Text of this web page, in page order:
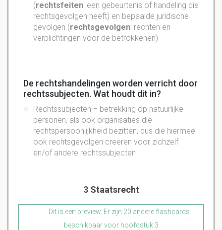
(rechtsfeiten: een gebeurtenis of handeling die
rechtsgevolgen heeft) en bepaalde juridische
gevolgen (rechtsgevolgen: rechten en
verplichtingen voor de betrokkenen)
De rechtshandelingen worden verricht door
rechtssubjecten. Wat houdt dit in?
Rechtssubjecten = betrekking op natuurlijke
personen, als ook organisaties die
rechtspersoonlijkheid bezitten, dus die hiermee
ook rechtsgevolgen creëren voor zichzelf
en/of andere rechtssubjecten
3 Staatsrecht
Dit is een preview. Er zijn 20 andere flashcards
beschikbaar voor hoofdstuk 3